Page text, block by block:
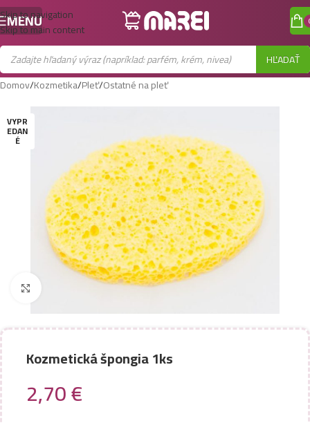
Skip to navigation
Skip to main content
MENU
HĽADAŤ
Domov/Kozmetika/Pleť/Ostatné na pleť
VYPR
EDAN
É
Zobraziť väčší obrázok
Kozmetická špongia 1ks
2,70€